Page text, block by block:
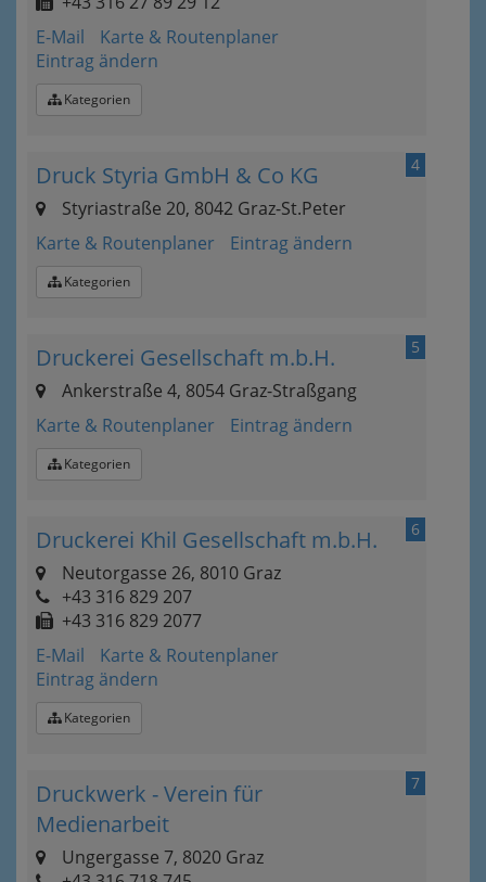
E-Mail
Karte & Routenplaner
Eintrag ändern
Kategorien
4
Druck Styria GmbH & Co KG
Styriastraße 20, 8042 Graz-St.Peter
Karte & Routenplaner
Eintrag ändern
Kategorien
5
Druckerei Gesellschaft m.b.H.
Ankerstraße 4, 8054 Graz-Straßgang
Karte & Routenplaner
Eintrag ändern
Kategorien
6
Druckerei Khil Gesellschaft m.b.H.
Neutorgasse 26, 8010 Graz
+43 316 829 207
+43 316 829 2077
E-Mail
Karte & Routenplaner
Eintrag ändern
Kategorien
7
Druckwerk - Verein für
Medienarbeit
Ungergasse 7, 8020 Graz